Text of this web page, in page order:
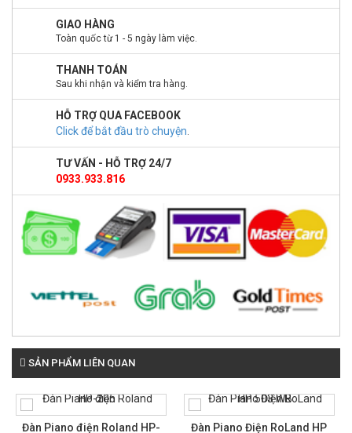
GIAO HÀNG
Toàn quốc từ 1 - 5 ngày làm việc.
THANH TOÁN
Sau khi nhận và kiểm tra hàng.
HỖ TRỢ QUA FACEBOOK
Click để bắt đầu trò chuyện.
TƯ VẤN - HỖ TRỢ 24/7
0933.933.816
SẢN PHẨM LIÊN QUAN
Đàn Piano Điện RoLand HP